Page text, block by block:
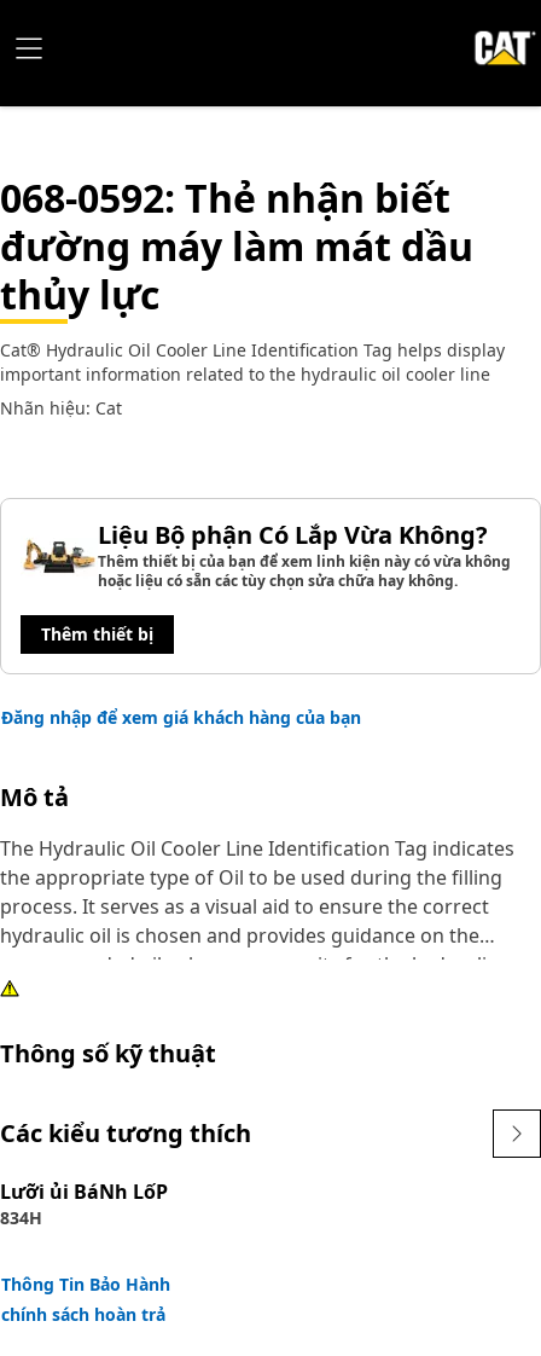
068-0592: Thẻ nhận biết
đường máy làm mát dầu
thủy lực
Cat® Hydraulic Oil Cooler Line Identification Tag helps display
important information related to the hydraulic oil cooler line
Nhãn hiệu: Cat
Liệu Bộ phận Có Lắp Vừa Không?
Thêm thiết bị của bạn để xem linh kiện này có vừa không
hoặc liệu có sẵn các tùy chọn sửa chữa hay không.
Thêm thiết bị
Đăng nhập để xem giá khách hàng của bạn
Mô tả
The Hydraulic Oil Cooler Line Identification Tag indicates
the appropriate type of Oil to be used during the filling
process. It serves as a visual aid to ensure the correct
hydraulic oil is chosen and provides guidance on the
recommended oil volume or capacity for the hydraulic
unit. This helps prevent overfilling or underfilling, which
• Characters and digits are embossed for clear visibility
• Offers good resistance to corrosion
Applications:
The Hydraulic Oil Cooler Line Identification Tag serves as a
that is flowing in the component that remains visible and
readable.
Thông số kỹ thuật
Các kiểu tương thích
Lưỡi ủi BáNh LốP
834H
Thông Tin Bảo Hành
chính sách hoàn trả